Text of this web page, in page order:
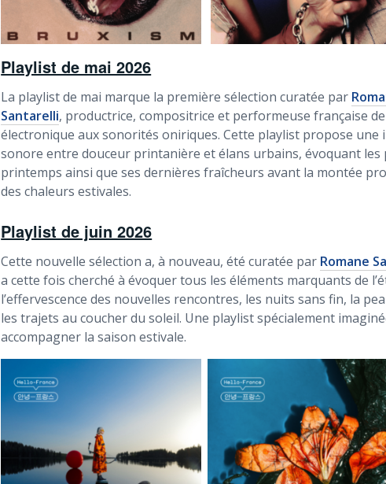
Playlist de mai 2026
La playlist de mai marque la première sélection curatée par
Santarelli, productrice, compositrice et performeuse française de
électronique aux sonorités oniriques. Cette playlist propose une
sonore entre douceur printanière et élans urbains, évoquant les
printemps ainsi que ses dernières fraîcheurs avant la montée
des chaleurs estivales.
Playlist de juin 2026
Cette nouvelle sélection a, à nouveau, été curatée par Romane
a cette fois cherché à évoquer tous les éléments marquants de
l’effervescence des nouvelles rencontres, les nuits sans fin, la
les trajets au coucher du soleil. Une playlist spécialement
accompagner la saison estivale.